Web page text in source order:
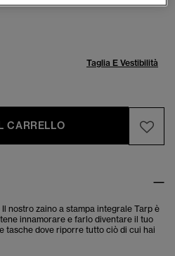
Taglia E Vestibilità
CARRELLO
nostro zaino a stampa integrale Tarp è
innamorare e farlo diventare il tuo
tasche dove riporre tutto ciò di cui hai